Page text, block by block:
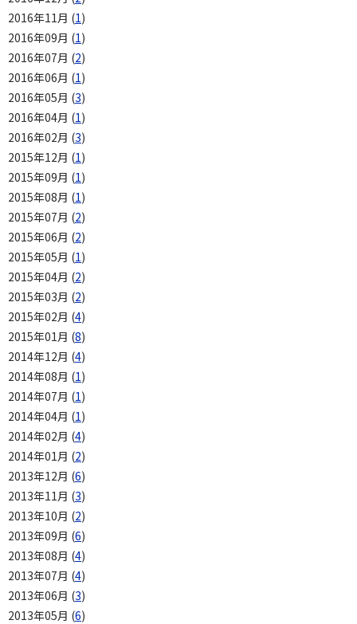
2016年11月 (1)
2016年09月 (1)
2016年07月 (2)
2016年06月 (1)
2016年05月 (3)
2016年04月 (1)
2016年02月 (3)
2015年12月 (1)
2015年09月 (1)
2015年08月 (1)
2015年07月 (2)
2015年06月 (2)
2015年05月 (1)
2015年04月 (2)
2015年03月 (2)
2015年02月 (4)
2015年01月 (8)
2014年12月 (4)
2014年08月 (1)
2014年07月 (1)
2014年04月 (1)
2014年02月 (4)
2014年01月 (2)
2013年12月 (6)
2013年11月 (3)
2013年10月 (2)
2013年09月 (6)
2013年08月 (4)
2013年07月 (4)
2013年06月 (3)
2013年05月 (6)